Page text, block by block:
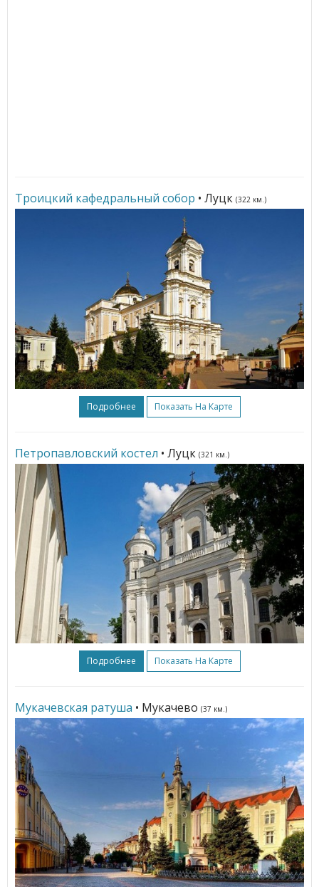
Троицкий кафедральный собор • Луцк (322 км.)
Подробнее Показать На Карте
Петропавловский костел • Луцк (321 км.)
Подробнее Показать На Карте
Мукачевская ратуша • Мукачево (37 км.)